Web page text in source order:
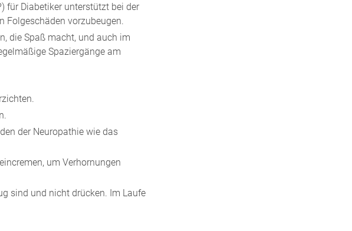
für Diabetiker unterstützt bei der
Folgeschäden vorzubeugen.
die Spaß macht, und auch im
Spaziergänge am
der Neuropathie wie das
um Verhornungen
sind und nicht drücken. Im Laufe